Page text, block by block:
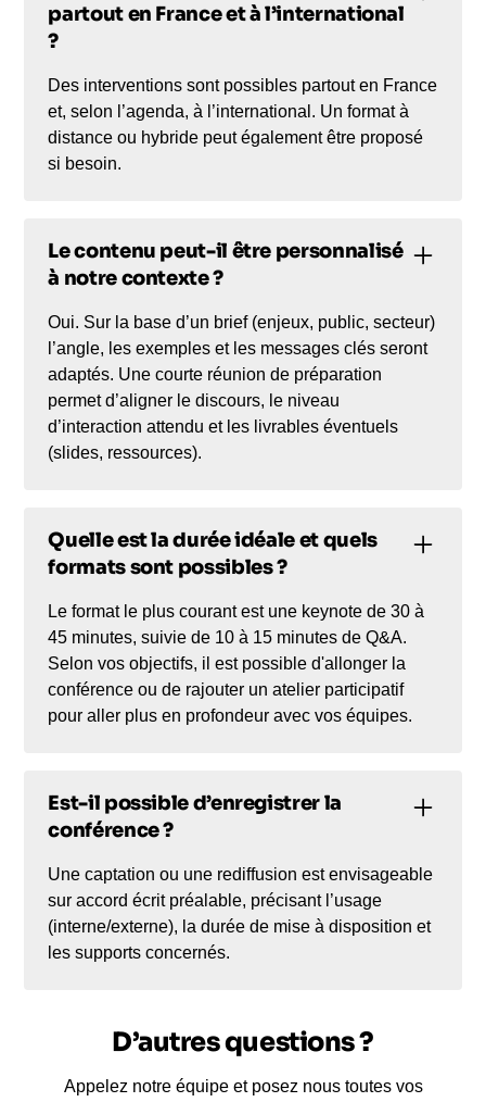
partout en France et à l’international
?
Des interventions sont possibles partout en France
et, selon l’agenda, à l’international. Un format à
distance ou hybride peut également être proposé
si besoin.
Le contenu peut-il être personnalisé
à notre contexte ?
Oui. Sur la base d’un brief (enjeux, public, secteur)
l’angle, les exemples et les messages clés seront
adaptés. Une courte réunion de préparation
permet d’aligner le discours, le niveau
d’interaction attendu et les livrables éventuels
(slides, ressources).
Quelle est la durée idéale et quels
formats sont possibles ?
Le format le plus courant est une keynote de 30 à
45 minutes, suivie de 10 à 15 minutes de Q&A.
Selon vos objectifs, il est possible d'allonger la
conférence ou de rajouter un atelier participatif
pour aller plus en profondeur avec vos équipes.
Est-il possible d’enregistrer la
conférence ?
Une captation ou une rediffusion est envisageable
sur accord écrit préalable, précisant l’usage
(interne/externe), la durée de mise à disposition et
les supports concernés.
D’autres questions ?
Appelez notre équipe et posez nous toutes vos